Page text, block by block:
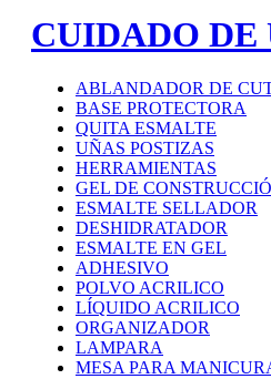
CUIDADO DE
ABLANDADOR DE
BASE PROTECTORA
QUITA ESMALTE
UÑAS POSTIZAS
HERRAMIENTAS
GEL DE
ESMALTE SELLADOR
DESHIDRATADOR
ESMALTE EN GEL
ADHESIVO
POLVO ACRILICO
LÍQUIDO ACRILICO
ORGANIZADOR
LAMPARA
MESA PARA